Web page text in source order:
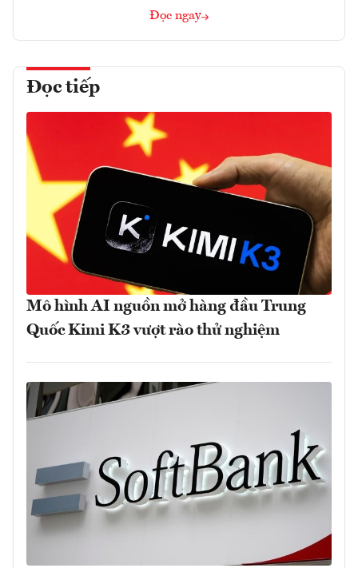
Đọc ngay
Đọc tiếp
Mô hình AI nguồn mở hàng đầu Trung
Quốc Kimi K3 vượt rào thử nghiệm